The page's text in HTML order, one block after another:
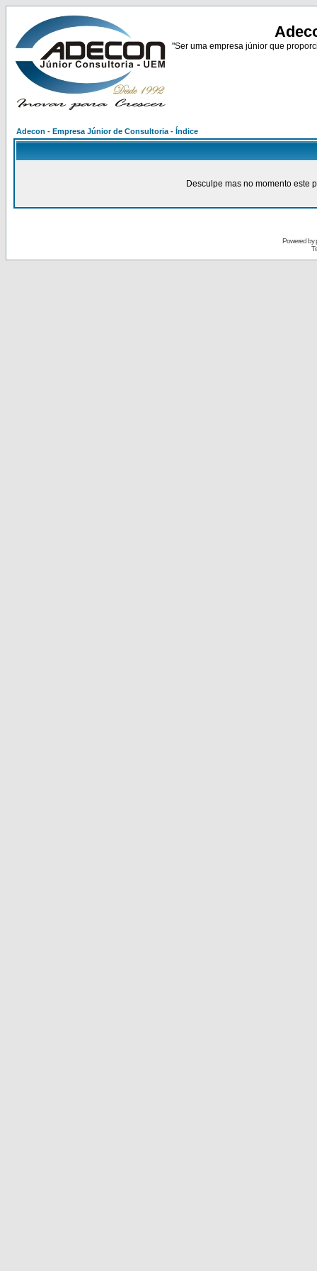
"Ser uma empresa júnior que
Adecon - Empresa Júnior de Consultoria - Índice
Desculpe mas no momento este
Powered by